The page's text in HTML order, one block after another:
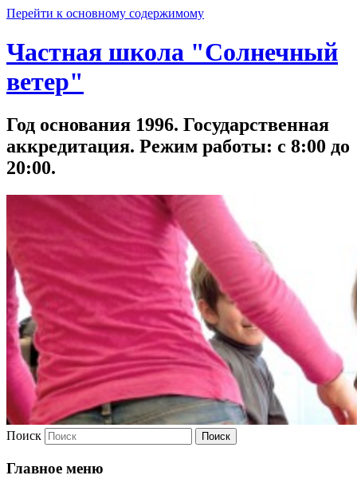
Перейти к основному содержимому
Частная школа "Солнечный
ветер"
Год основания 1996. Государственная
аккредитация. Режим работы: с 8:00 до
20:00.
Поиск
Главное меню